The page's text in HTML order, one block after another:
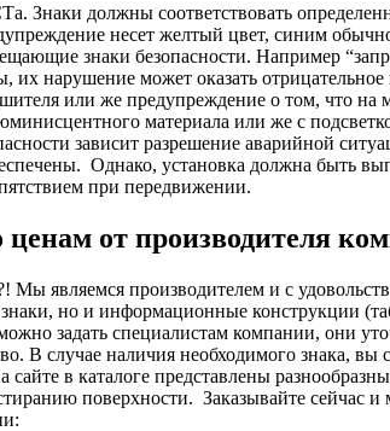
Знаки должны соответствовать
несет желтый цвет, синим
знаки безопасности. Например
нарушение может оказать
или же предупреждение о том, что на
материала или же с
зависит разрешение аварийной
Однако, установка должна быть
при передвижении.
ценам от производителя
Мы являемся производителем и с
но и информационные конструкции
задать специалистам компании, они
В случае наличия необходимого знака,
сайте в каталоге представлены
поверхности. Заказывайте сейчас